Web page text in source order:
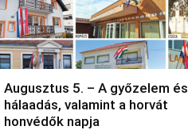
Augusztus 5. – A győzelem és
hálaadás, valamint a horvát
honvédők napja